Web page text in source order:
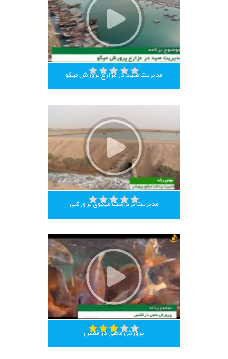
مدیریت صید در مزارع پرورش میگو
مدیریت برداشت میگوی پرورشی
پرورش ماهی در قفس